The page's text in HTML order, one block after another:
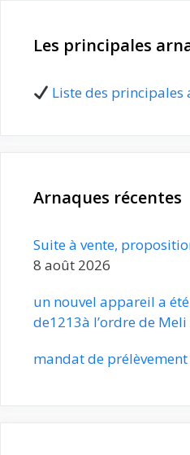
Les principales
Liste des principales
Arnaques récentes
Suite à vente,
8 août 2026
un nouvel appareil a
de1213à l’ordre de Meli
mandat de